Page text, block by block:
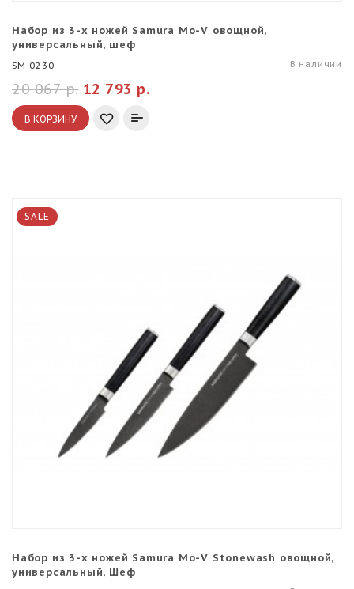
Набор из 3-х ножей Samura Mo-V овощной,
универсальный, шеф
SM-0230 В наличии
12 793 р.
20 067 р.
В КОРЗИНУ
SALE
Набор из 3-х ножей Samura Mo-V Stonewash овощной,
универсальный, Шеф